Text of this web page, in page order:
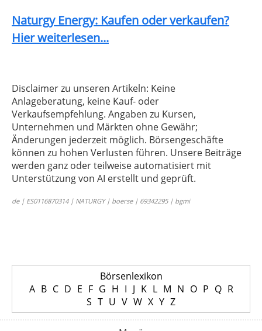
Naturgy Energy: Kaufen oder verkaufen?
Hier weiterlesen...
Disclaimer zu unseren Artikeln: Keine
Anlageberatung, keine Kauf- oder
Verkaufsempfehlung. Angaben zu Kursen,
Unternehmen und Märkten ohne Gewähr;
Änderungen jederzeit möglich. Börsengeschäfte
können zu hohen Verlusten führen. Unsere Beiträge
werden ganz oder teilweise automatisiert mit
Unterstützung von AI erstellt und geprüft.
de | ES0116870314 | NATURGY | boerse | 69342295 | bgmi
Börsenlexikon
A B C D E F G H I J K L M N O P Q R
S T U V W X Y Z